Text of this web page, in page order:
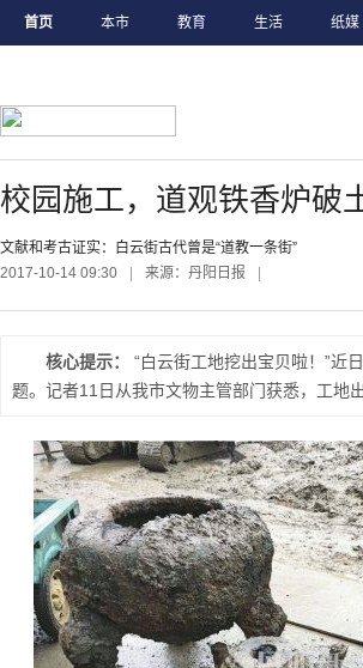
首页 本市 教育 生活 纸媒
校园施工，道观铁香炉破
文献和考古证实：白云街古代曾是“道教一条街”
2017-10-14 09:30
来源：丹阳日报
核心提示：
“白云街工地挖出宝贝啦！”近
题。记者11日从我市文物主管部门获悉，工地